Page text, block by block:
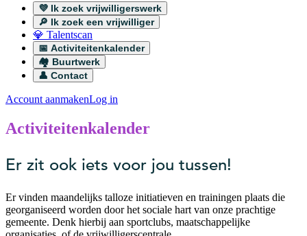
💜 Ik zoek vrijwilligerswerk
🔎 Ik zoek een vrijwilliger
💎 Talentscan
📅 Activiteitenkalender
🏘️ Buurtwerk
👤 Contact
Account aanmakenLog in
Activiteitenkalender
Er zit ook iets voor jou tussen!
Er vinden maandelijks talloze initiatieven en trainingen plaats die
georganiseerd worden door het sociale hart van onze prachtige
gemeente. Denk hierbij aan sportclubs, maatschappelijke